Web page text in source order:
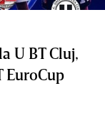
e
U BT Cluj,
EuroCup